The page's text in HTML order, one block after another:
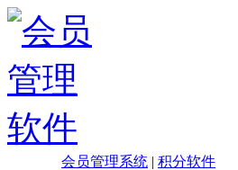
会员管理系统 | 积分软件